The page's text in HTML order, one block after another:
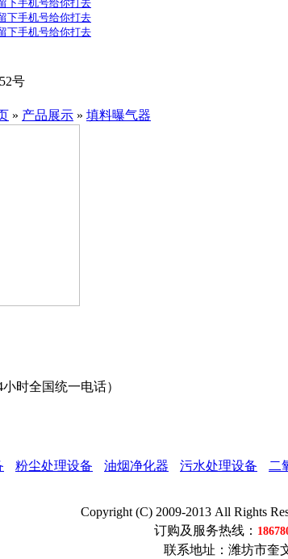
号
» 产品展示 » 填料曝气器
小时全国统一电话）
粉尘处理设备 油烟净化器 污水处理设备 二
Copyright (C) 2009-2013 All Rights
订购及服务热线：
联系地址：潍坊市